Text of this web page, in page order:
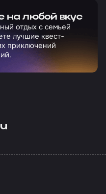
на любой вкус
отдых с семьей
лучшие квест-
приключений